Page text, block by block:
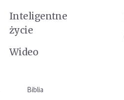
Inteligentne
życie
Wideo
Biblia